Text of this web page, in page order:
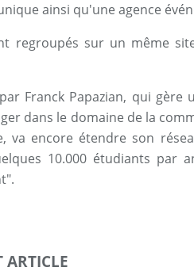
ainsi qu'une agence
regroupés sur un même
Franck Papazian, qui gère
dans le domaine de la
va encore étendre son
10.000 étudiants par
ARTICLE